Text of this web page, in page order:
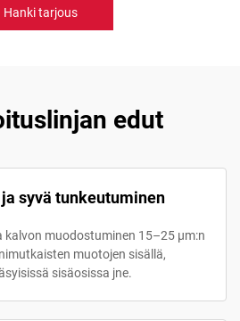
Hanki tarjous
edut
syvä tunkeutuminen
kalvon muodostuminen 15–25 µm:n
muotojen sisällä,
sisäosissa jne.